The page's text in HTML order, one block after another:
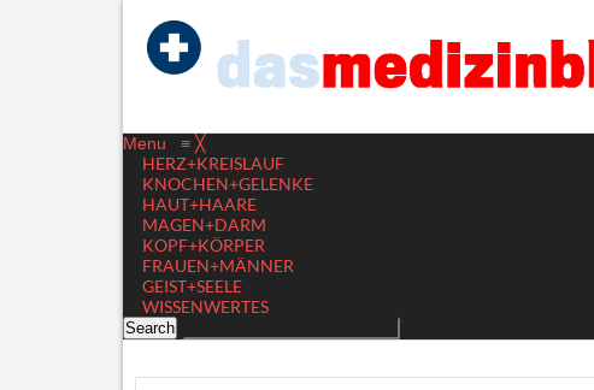
Menu ≡ ╳
HERZ+KREISLAUF
KNOCHEN+GELENKE
HAUT+HAARE
MAGEN+DARM
KOPF+KÖRPER
FRAUEN+MÄNNER
GEIST+SEELE
WISSENWERTES